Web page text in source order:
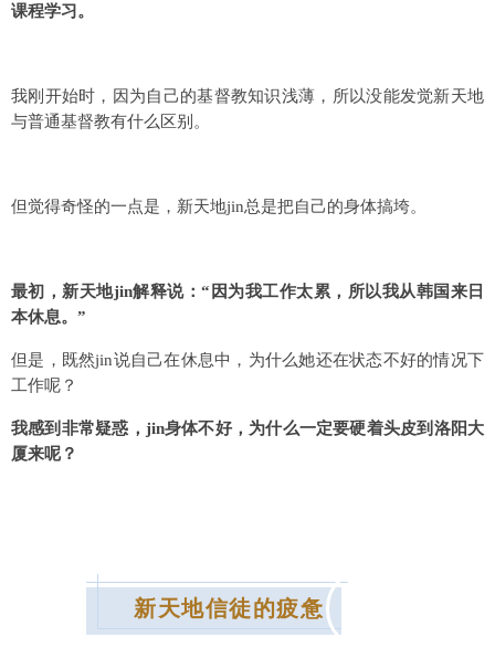
课程学习。
我刚开始时，因为自己的基督教知识浅薄，所以没能发觉新天地
与普通基督教有什么区别。
但觉得奇怪的一点是，新天地jin总是把自己的身体搞垮。
最初，新天地jin解释说：“因为我工作太累，所以我从韩国来日
本休息。”
但是，既然jin说自己在休息中，为什么她还在状态不好的情况下
工作呢？
我感到非常疑惑，jin身体不好，为什么一定要硬着头皮到洛阳大
厦来呢？
新天地信徒的疲惫